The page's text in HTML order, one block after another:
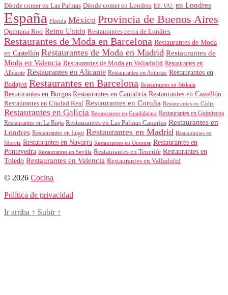
Dónde comer en Las Palmas Dónde comer en Londres EE. UU. en Londres
España Florida México Provincia de Buenos Aires
Quintana Roo Reino Unido Restaurantes cerca de Londres
Restaurantes de Moda en Barcelona Restaurantes de Moda
en Castellón Restaurantes de Moda en Madrid Restaurantes de
Moda en Valencia Restaurantes de Moda en Valladolid Restaurantes en
Albacete Restaurantes en Alicante Restaurantes en Asturias Restaurantes en
Badajoz Restaurantes en Barcelona Restaurantes en Bizkaia
Restaurantes en Burgos Restaurantes en Cantabria Restaurantes en Castellón
Restaurantes en Ciudad Real Restaurantes en Coruña Restaurantes en Cádiz
Restaurantes en Galicia Restaurantes en Guadalajara Restaurantes en Guipúzcoa
Restaurantes en La Rioja Restaurantes en Las Palmas Canarias Restaurantes en
Londres Restaurantes en Lugo Restaurantes en Madrid Restaurantes en
Murcia Restaurantes en Navarra Restaurantes en Ourense Restaurantes en
Pontevedra Restaurantes en Sevilla Restaurantes en Tenerife Restaurantes en
Toledo Restaurantes en Valencia Restaurantes en Valladolid
© 2026 Cocina
Política de privacidad
Ir arriba ↑ Subir ↑